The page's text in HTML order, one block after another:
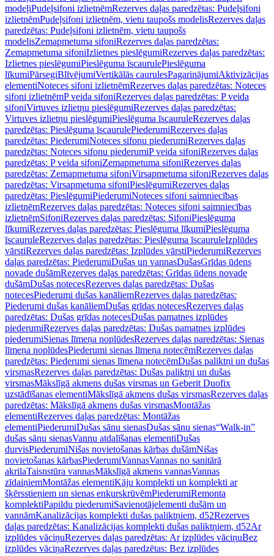
modeļiPudeļsifoni izlietnēmRezerves daļas paredzētas: Pudeļsifoni
izlietnēmPudeļsifoni izlietnēm, vietu taupošs modelisRezerves daļas
paredzētas: Pudeļsifoni izlietnēm, vietu taupošs
modelisZemapmetuma sifoniRezerves daļas paredzētas:
Zemapmetuma sifoniIzlietnes pieslēgumiRezerves daļas paredzētas:
Izlietnes pieslēgumiPieslēguma īscaurulePieslēguma
līkumiPārsegiBlīvējumiVertikālās caurulesPagarinājumiAktivizācijas
elementiNoteces sifoni izlietnēmRezerves daļas paredzētas: Noteces
sifoni izlietnēmP veida sifoniRezerves daļas paredzētas: P veida
sifoniVirtuves izlietņu pieslēgumiRezerves daļas paredzētas:
Virtuves izlietņu pieslēgumiPieslēguma īscauruleRezerves daļas
paredzētas: Pieslēguma īscaurulePiederumiRezerves daļas
paredzētas: PiederumiNoteces sifonu piederumiRezerves daļas
paredzētas: Noteces sifonu piederumiP veida sifoniRezerves daļas
paredzētas: P veida sifoniZemapmetuma sifoniRezerves daļas
paredzētas: Zemapmetuma sifoniVirsapmetuma sifoniRezerves daļas
paredzētas: Virsapmetuma sifoniPieslēgumiRezerves daļas
paredzētas: PieslēgumiPiederumiNoteces sifoni saimniecības
izlietnēmRezerves daļas paredzētas: Noteces sifoni saimniecības
izlietnēmSifoniRezerves daļas paredzētas: SifoniPieslēguma
līkumiRezerves daļas paredzētas: Pieslēguma līkumiPieslēguma
īscauruleRezerves daļas paredzētas: Pieslēguma īscauruleIzplūdes
vārstiRezerves daļas paredzētas: Izplūdes vārstiPiederumiRezerves
daļas paredzētas: PiederumiDušas un vannasDušasGrīdas ūdens
novade dušāmRezerves daļas paredzētas: Grīdas ūdens novade
dušāmDušas notecesRezerves daļas paredzētas: Dušas
notecesPiederumi dušas kanāliemRezerves daļas paredzētas:
Piederumi dušas kanāliemDušas grīdas notecesRezerves daļas
paredzētas: Dušas grīdas notecesDušas pamatnes izplūdes
piederumiRezerves daļas paredzētas: Dušas pamatnes izplūdes
piederumiSienas līmeņa noplūdesRezerves daļas paredzētas: Sienas
līmeņa noplūdesPiederumi sienas līmeņa notecēmRezerves daļas
paredzētas: Piederumi sienas līmeņa notecēmDušas paliktņi un dušas
virsmasRezerves daļas paredzētas: Dušas paliktņi un dušas
virsmasMākslīgā akmens dušas virsmas un Geberit Duofix
uzstādīšanas elementiMākslīgā akmens dušas virsmasRezerves daļas
paredzētas: Mākslīgā akmens dušas virsmasMontāžas
elementiRezerves daļas paredzētas: Montāžas
elementiPiederumiDušas sānu sienasDušas sānu sienas“Walk-in”
dušas sānu sienasVannu atdalīšanas elementiDušas
durvisPiederumiNišas novietošanas kārbas dušāmNišas
novietošanas kārbasPiederumiVannasVannas no sanitārā
akrilaTaisnstūra vannasMākslīgā akmens vannasVannas
zīdaiņiemMontāžas elementiKāju komplekti un komplekti ar
šķērsstieņiem un sienas enkurskrūvēmPiederumiRemonta
komplektiPapildu piederumiSavienotājelementi dušām un
vannāmKanalizācijas komplekti dušas paliktņiem, d52Rezerves
daļas paredzētas: Kanalizācijas komplekti dušas paliktņiem, d52Ar
izplūdes vāciņuRezerves daļas paredzētas: Ar izplūdes vāciņuBez
izplūdes vāciņaRezerves daļas paredzētas: Bez izplūdes